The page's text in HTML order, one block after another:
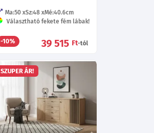
Ma:50 Sz:48 Mé:40.6cm
Választható fekete fém lábak!
-10% 39 515 Ft-tól
SZUPER ÁR!